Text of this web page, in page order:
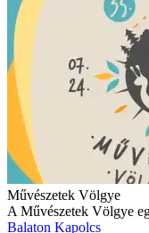
Művészetek Völgye
A Művészetek Völgye
Balaton Kapolcs